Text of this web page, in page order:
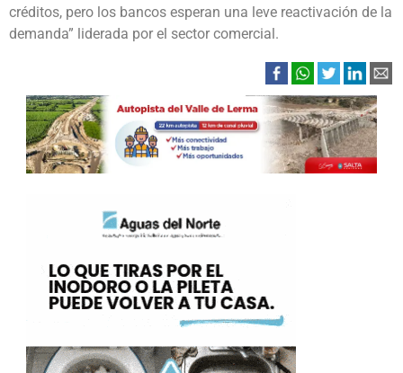
créditos, pero los bancos esperan una leve reactivación de la
demanda” liderada por el sector comercial.